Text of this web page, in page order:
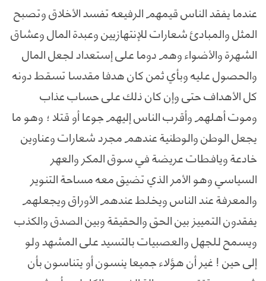
عندما يفقد الناس قيمهم الرفيعه تفسد الأخلاق وتصبح
المثل والمبادئ شعارات للإنتهازيين وعبدة المال وعشاق
الشهرة والأضواء وهم دوما على إستعداد لجعل المال
والحصول عليه وبأي ثمن كان هدفا مقدسا تسقط دونه
كل الأهداف حتى وإن كان ذلك على حساب عذاب
وموت أهلهم وأقرب الناس إليهم جوعا أو قتلا ؛ وهو ما
يجعل الوطن والوطنية عندهم مجرد شعارات وعناوين
خادعة ويافطات عريضة في سوق المكر والعهر
السياسي وهو الأمر الذي تضيق معه مساحة التنوير
والمعرفة عند الناس ويخلط عندهم الأوراق ويجعلهم
يفقدون التمييز بين الحق والحقيقة وبين الصدق والكذب
ويسمح للجهل والعصبيات بالتسيد على المشهد ولو
إلى حين ! غير أن هؤلاء جميعا ينسون أو يتناسون بأن